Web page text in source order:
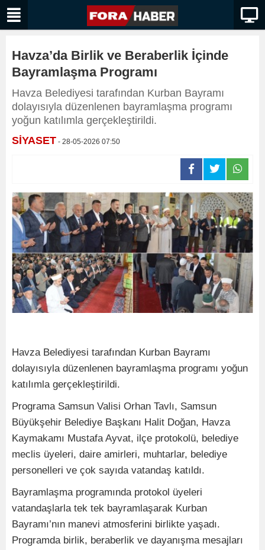
Havza’da Birlik ve Beraberlik İçinde
Bayramlaşma Programı
Havza Belediyesi tarafından Kurban Bayramı
dolayısıyla düzenlenen bayramlaşma programı
yoğun katılımla gerçekleştirildi.
SİYASET - 28-05-2026 07:50
Havza Belediyesi tarafından Kurban Bayramı
dolayısıyla düzenlenen bayramlaşma programı yoğun
katılımla gerçekleştirildi.
Programa Samsun Valisi Orhan Tavlı, Samsun
Büyükşehir Belediye Başkanı Halit Doğan, Havza
Kaymakamı Mustafa Ayvat, ilçe protokolü, belediye
meclis üyeleri, daire amirleri, muhtarlar, belediye
personelleri ve çok sayıda vatandaş katıldı.
Bayramlaşma programında protokol üyeleri
vatandaşlarla tek tek bayramlaşarak Kurban
Bayramı’nın manevi atmosferini birlikte yaşadı.
Programda birlik, beraberlik ve dayanışma mesajları